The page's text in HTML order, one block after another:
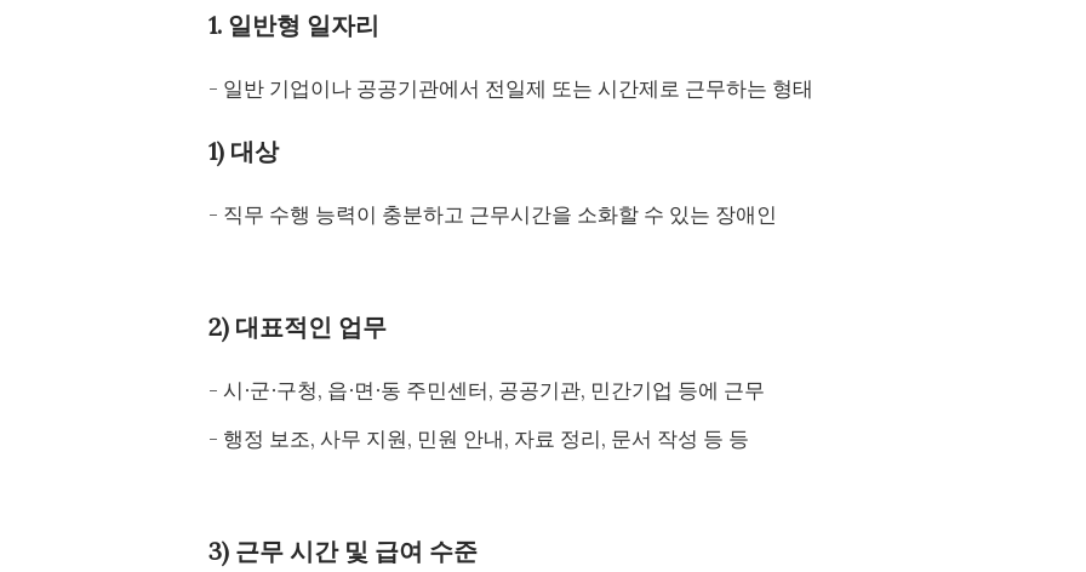
1. 일반형 일자리
- 일반 기업이나 공공기관에서 전일제 또는 시간제로 근무하는 형태
1) 대상
- 직무 수행 능력이 충분하고 근무시간을 소화할 수 있는 장애인
2) 대표적인 업무
- 시∙군∙구청, 읍∙면∙동 주민센터, 공공기관, 민간기업 등에 근무
- 행정 보조, 사무 지원, 민원 안내, 자료 정리, 문서 작성 등 등
3) 근무 시간 및 급여 수준